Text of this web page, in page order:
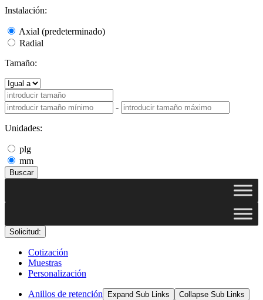
Instalación:
Axial (predeterminado)
Radial
Tamaño:
-
Unidades:
plg
mm
Buscar
Solicitud:
Cotización
Muestras
Personalización
Anillos de retención Expand Sub Links Collapse Sub Links